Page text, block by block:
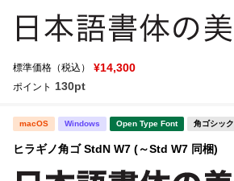
標準価格（税込） ¥14,300
ポイント 130pt
macOS Windows Open Type Font 角ゴシック
ヒラギノ角ゴ StdN W7 (～Std W7 同梱)